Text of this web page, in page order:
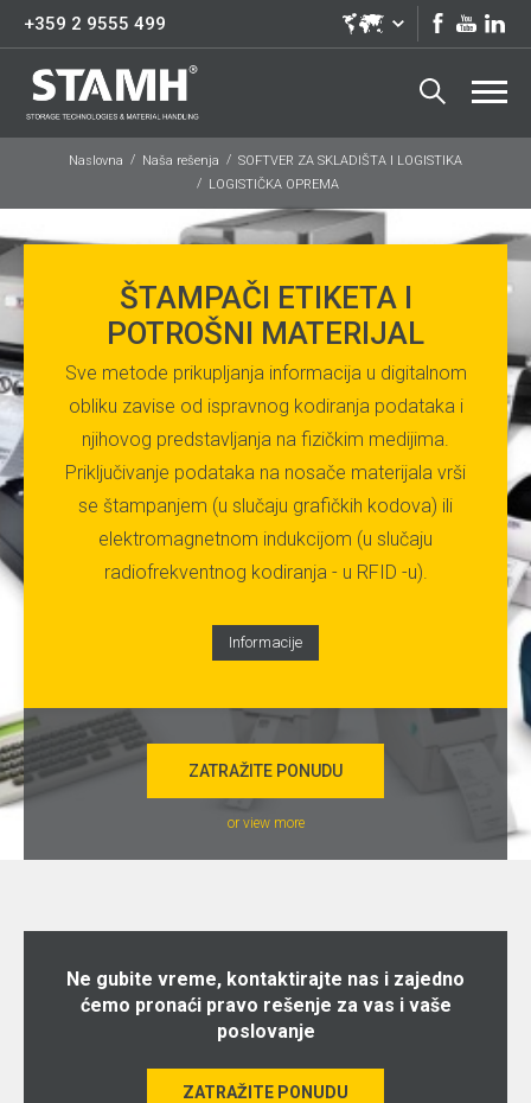
+359 2 9555 499
Naslovna Naša rešenja
SOFTVER ZA SKLADIŠTA I LOGISTIKA
LOGISTIČKA OPREMA
ŠTAMPAČI ETIKETA I
POTROŠNI MATERIJAL
Sve metode prikupljanja informacija u digitalnom
obliku zavise od ispravnog kodiranja podataka i
njihovog predstavljanja na fizičkim medijima.
Priključivanje podataka na nosače materijala vrši
se štampanjem (u slučaju grafičkih kodova) ili
elektromagnetnom indukcijom (u slučaju
radiofrekventnog kodiranja - u RFID -u).
Informacije
ZATRAŽITE PONUDU
or view more
Ne gubite vreme, kontaktirajte nas i zajedno
ćemo pronaći pravo rešenje za vas i vaše
poslovanje
ZATRAŽITE PONUDU